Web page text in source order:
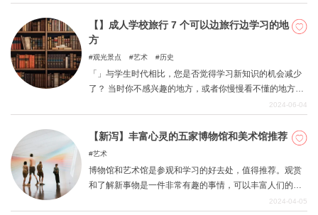
简体中文
USD
关於DEEPLOG
隐私政策
【】成人学校旅行 7 个可以边旅行边学习的地
方
观光景点 艺术 历史
「」与学生时代相比，您是否觉得学习新知识的机会减少
了？ 当时你不感兴趣的地方，或者你慢慢看不懂的地方，
现在你长大成人后可能会有完全不同的看法。 这篇文章介
景点。 何不一边回忆那段时光，一边来一次悠闲的成人学
校之旅？
2024-06-04
【新泻】丰富心灵的五家博物馆和美术馆推荐
艺术
博物馆和艺术馆是参观和学习的好去处，值得推荐。观赏
和了解新事物是一件非常有趣的事情，可以丰富人们的思
想。新发现还能促进个人成长。 本文将介绍新潟县最具吸
2024-04-05